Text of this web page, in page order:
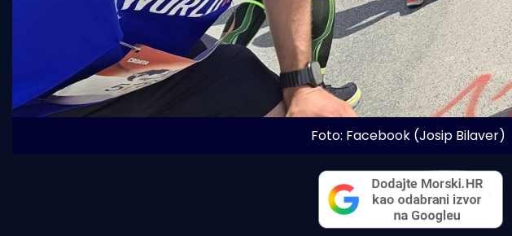
Foto: Facebook (Josip Bilaver)